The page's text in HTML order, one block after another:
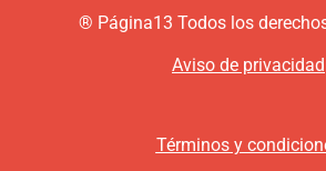
® Página13 Todos los
Aviso de privacidad
Términos y